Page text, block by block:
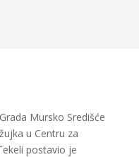
Mursko Središće
u Centru za
postavio je